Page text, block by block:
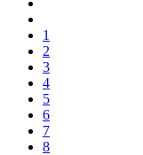
1
2
3
4
5
6
7
8